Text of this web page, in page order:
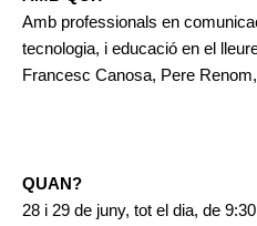
Amb professionals en
tecnologia, i educació en el
Francesc Canosa, Pere
QUAN?
28 i 29 de juny, tot el dia, de